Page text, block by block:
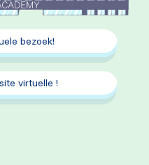
bezoek!
virtuelle !